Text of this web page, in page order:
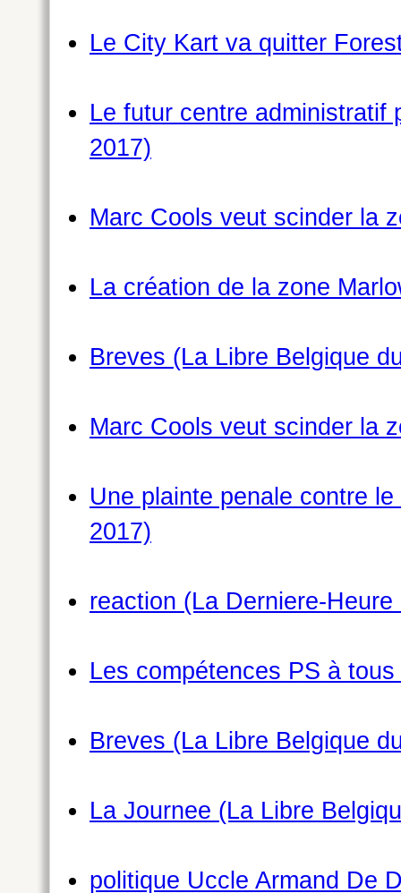
Le City Kart va quitter
Le futur centre administratif
2017)
Marc Cools veut scinder la
La création de la zone
Breves (La Libre Belgique
Marc Cools veut scinder la
Une plainte penale contre
2017)
reaction (La Derniere-
Les compétences PS à
Breves (La Libre Belgique
La Journee (La Libre
politique Uccle Armand De